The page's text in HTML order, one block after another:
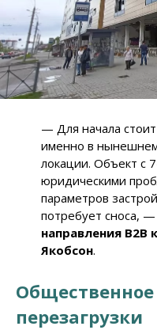
— Для начала
именно в
локации. Объект с
юридическими
параметров
потребует сноса,
направления
Якобсон.
Общественное
перезагрузки